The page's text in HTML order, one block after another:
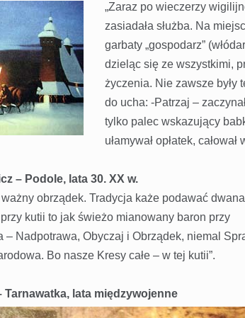
„Zaraz po wieczerzy
zasiadała służba. Na
garbaty „gospodarz”
dzieląc się ze wszystkimi,
życzenia. Nie zawsze były
do ucha: -Patrzaj –
tylko palec wskazujący
ułamywał opłatek,
– Podole, lata 30. XX w.
obrządek. Tradycja każe podawać
kutii to jak świeżo mianowany baron przy
– Nadpotrawa, Obyczaj i Obrządek, niemal
Bo nasze Kresy całe – w tej kutii”.
Tarnawatka, lata międzywojenne